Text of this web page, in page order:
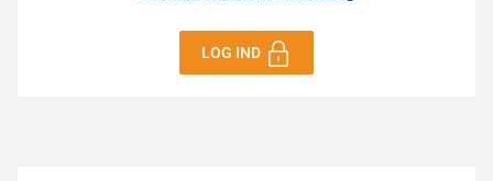
LOG IND